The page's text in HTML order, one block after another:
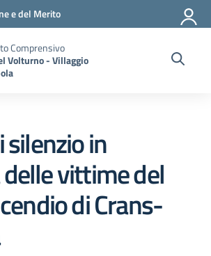
e del Merito
Comprensivo
Volturno - Villaggio
in
vittime del
di Crans-